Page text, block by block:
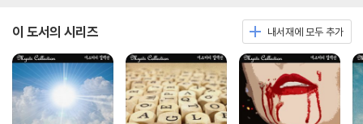
이 도서의 시리즈 내서재에 모두 추가